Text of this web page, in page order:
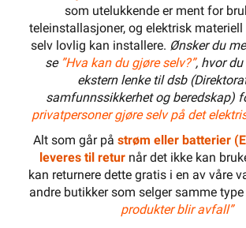
som utelukkende er ment for
teleinstallasjoner, og elektrisk
selv lovlig kan installere. Ønsker du
se ”Hva kan du gjøre selv?”, hvor
ekstern lenke til dsb
samfunnssikkerhet og beredskap)
privatpersoner gjøre selv på det
Alt som går på strøm eller batterier
leveres til returnår det ikke kan
kan returnere dette gratis i en av våre
andre butikker som selger samme type
produkter blir avfall”